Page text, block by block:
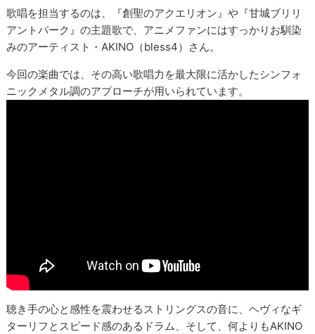
歌唱を担当するのは、『創聖のアクエリオン』や『甘城ブリリ
アントパーク』の主題歌で、アニメファンにはすっかりお馴染
みのアーティスト・AKINO（bless4）さん。
今回の楽曲では、その高い歌唱力を最大限に活かしたシンフォ
ニックメタル調のアプローチが用いられています。
聴き手の心と感性を震わせるストリングスの音に、ヘヴィなギ
ターリフとスピード感のあるドラム、そして、何よりもAKINO